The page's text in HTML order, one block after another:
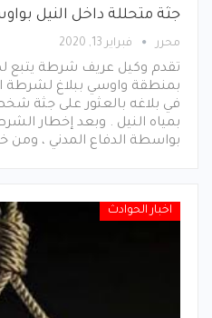
جثة متحللة داخل النيل
محرر فبراير 13, 2020
تقدم وكيل عريف شرطة يتبع
بمنطقة واوسي ببلاغ لشرطة
في بلاغه بالعثور على جثة
بمياه النيل . وبعد إخطار
بواسطة الدفاع المدني ، ومن
اخبار الحوادث